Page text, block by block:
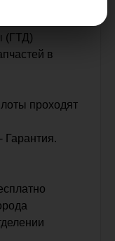
(ГТД)
в
проходят
Гарантия.